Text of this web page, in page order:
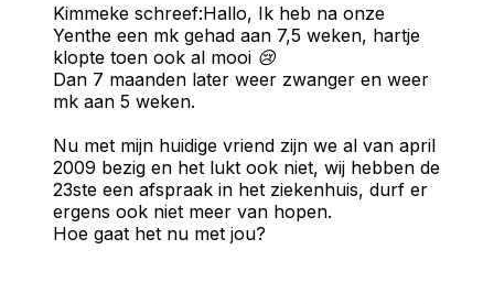
Kimmeke schreef:Hallo, Ik heb na onze
Yenthe een mk gehad aan 7,5 weken, hartje
klopte toen ook al mooi 😢
Dan 7 maanden later weer zwanger en weer
mk aan 5 weken.
Nu met mijn huidige vriend zijn we al van april
2009 bezig en het lukt ook niet, wij hebben de
23ste een afspraak in het ziekenhuis, durf er
ergens ook niet meer van hopen.
Hoe gaat het nu met jou?